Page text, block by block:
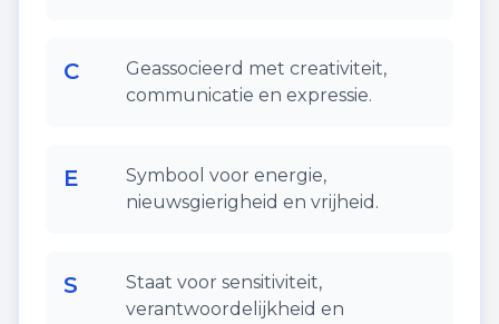
C
Geassocieerd met creativiteit,
communicatie en expressie.
E
Symbool voor energie,
nieuwsgierigheid en vrijheid.
S
Staat voor sensitiviteit,
verantwoordelijkheid en